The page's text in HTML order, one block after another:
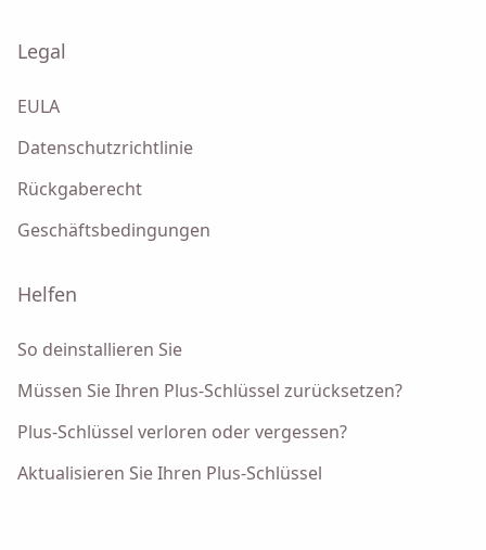
Legal
EULA
Datenschutzrichtlinie
Rückgaberecht
Geschäftsbedingungen
Helfen
So deinstallieren Sie
Müssen Sie Ihren Plus-Schlüssel zurücksetzen?
Plus-Schlüssel verloren oder vergessen?
Aktualisieren Sie Ihren Plus-Schlüssel